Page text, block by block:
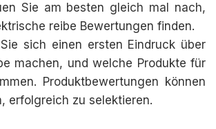
Sie am besten gleich mal nach,
reibe Bewertungen finden.
sich einen ersten Eindruck über
machen, und welche Produkte für
Produktbewertungen können
erfolgreich zu selektieren.